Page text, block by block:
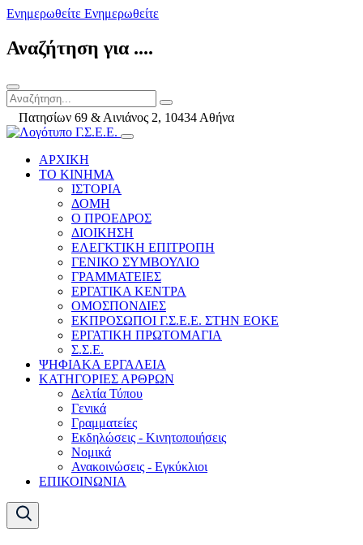
Ενημερωθείτε Ενημερωθείτε
Αναζήτηση για ....
Πατησίων 69 & Αινιάνος 2, 10434 Αθήνα
ΑΡΧΙΚΗ
ΤΟ ΚΙΝΗΜΑ
ΙΣΤΟΡΙΑ
ΔΟΜΗ
Ο ΠΡΟΕΔΡΟΣ
ΔΙΟΙΚΗΣΗ
ΕΛΕΓΚΤΙΚΗ ΕΠΙΤΡΟΠΗ
ΓΕΝΙΚΟ ΣΥΜΒΟΥΛΙΟ
ΓΡΑΜΜΑΤΕΙΕΣ
ΕΡΓΑΤΙΚΑ ΚΕΝΤΡΑ
ΟΜΟΣΠΟΝΔΙΕΣ
ΕΚΠΡΟΣΩΠΟΙ Γ.Σ.Ε.Ε. ΣΤΗΝ ΕΟΚΕ
ΕΡΓΑΤΙΚΗ ΠΡΩΤΟΜΑΓΙΑ
Σ.Σ.Ε.
ΨΗΦΙΑΚΑ ΕΡΓΑΛΕΙΑ
ΚΑΤΗΓΟΡΙΕΣ ΑΡΘΡΩΝ
Δελτία Τύπου
Γενικά
Γραμματείες
Εκδηλώσεις - Κινητοποιήσεις
Νομικά
Ανακοινώσεις - Εγκύκλιοι
ΕΠΙΚΟΙΝΩΝΙΑ